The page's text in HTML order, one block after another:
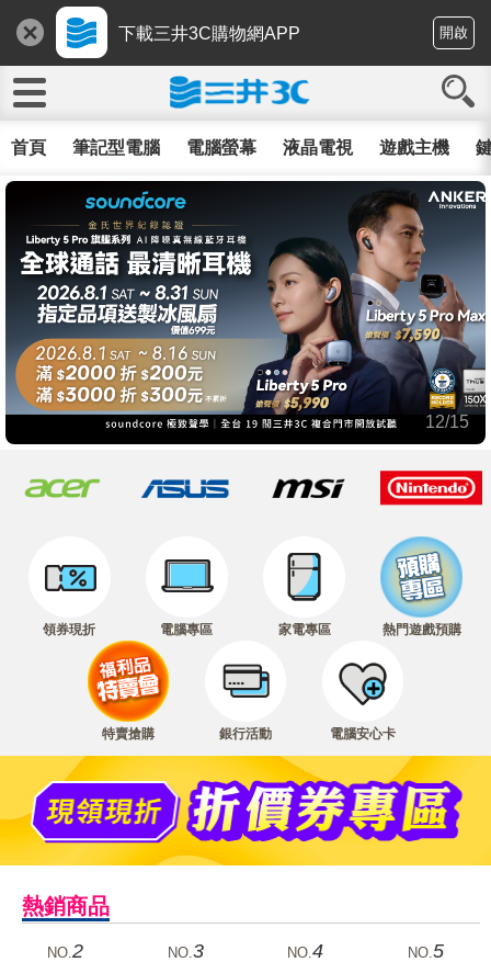
下載三井3C購物網APP 開啟
首頁 筆記型電腦 電腦螢幕 液晶電視 遊戲主機
12/15
領券現折 電腦專區 家電專區 熱門遊戲預購
特賣搶購 銀行活動 電腦安心卡
熱銷商品
NO.2 NO. 3 NO.4 NO. 5